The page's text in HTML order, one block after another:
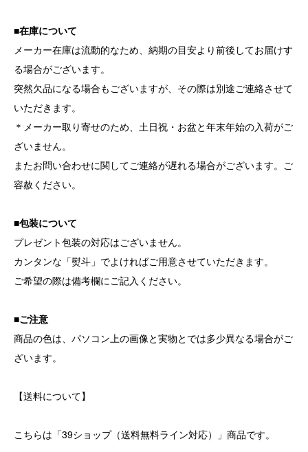
■在庫について
メーカー在庫は流動的なため、納期の目安より前後してお届けす
る場合がございます。
突然欠品になる場合もございますが、その際は別途ご連絡させて
いただきます。
＊メーカー取り寄せのため、土日祝・お盆と年末年始の入荷がご
ざいません。
またお問い合わせに関してご連絡が遅れる場合がございます。ご
容赦ください。
■包装について
プレゼント包装の対応はございません。
カンタンな「熨斗」でよければご用意させていただきます。
ご希望の際は備考欄にご記入ください。
■ご注意
商品の色は、パソコン上の画像と実物とでは多少異なる場合がご
ざいます。
【送料について】
こちらは「39ショップ（送料無料ライン対応）」商品です。